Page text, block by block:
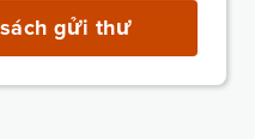
gửi thư